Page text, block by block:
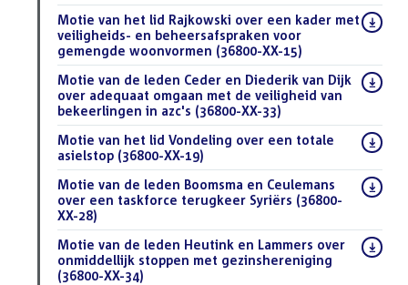
Download
bestand:
Motie van het lid Rajkowski over een kader met
veiligheids- en beheersafspraken voor
gemengde woonvormen (36800-XX-15)
Download
bestand:
Motie van de leden Ceder en Diederik van Dijk
over adequaat omgaan met de veiligheid van
bekeerlingen in azc's (36800-XX-33)
Download
bestand:
Motie van het lid Vondeling over een totale
asielstop (36800-XX-19)
Download
bestand:
Motie van de leden Boomsma en Ceulemans
over een taskforce terugkeer Syriërs (36800-
XX-28)
Download
bestand:
Motie van de leden Heutink en Lammers over
onmiddellijk stoppen met gezinshereniging
(36800-XX-34)